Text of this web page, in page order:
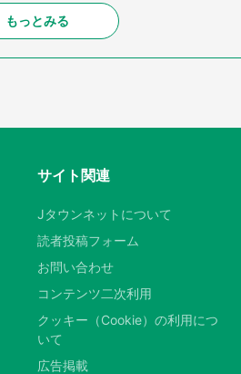
もっとみる
サイト関連
Jタウンネットについて
読者投稿フォーム
お問い合わせ
コンテンツ二次利用
クッキー（Cookie）の利用につ
いて
広告掲載